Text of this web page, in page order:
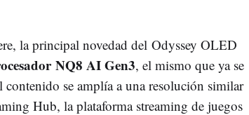
la principal novedad del Odyssey OLED
NQ8 AI Gen3, el mismo que ya se
contenido se amplía a una resolución similar
Hub, la plataforma streaming de juegos